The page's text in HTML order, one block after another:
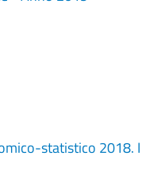
statistico 2018. I